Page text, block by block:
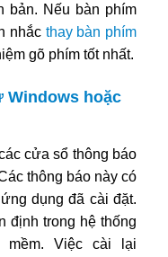
bản. Nếu bàn phím
nhắc thay bàn phím
gõ phím tốt nhất.
Windows hoặc
cửa sổ thông báo
thông báo này có
dụng đã cài đặt.
định trong hệ thống
mềm. Việc cài lại